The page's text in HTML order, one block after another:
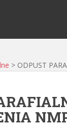
> ODPUST